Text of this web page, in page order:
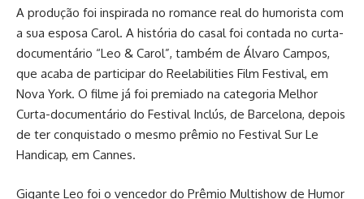
A produção foi inspirada no romance real do humorista com
a sua esposa Carol. A história do casal foi contada no curta-
documentário “Leo & Carol”, também de Álvaro Campos,
que acaba de participar do Reelabilities Film Festival, em
Nova York. O filme já foi premiado na categoria Melhor
Curta-documentário do Festival Inclús, de Barcelona, depois
de ter conquistado o mesmo prêmio no Festival Sur Le
Handicap, em Cannes.
Gigante Leo foi o vencedor do Prêmio Multishow de Humor